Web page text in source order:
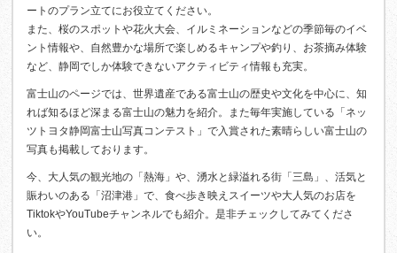
ートのプラン立てにお役立てください。
また、桜のスポットや花火大会、イルミネーションなどの季節毎のイベ
ント情報や、自然豊かな場所で楽しめるキャンプや釣り、お茶摘み体験
など、静岡でしか体験できないアクティビティ情報も充実。
富士山のページでは、世界遺産である富士山の歴史や文化を中心に、知
れば知るほど深まる富士山の魅力を紹介。また毎年実施している「ネッ
ツトヨタ静岡富士山写真コンテスト」で入賞された素晴らしい富士山の
写真も掲載しております。
今、大人気の観光地の「熱海」や、湧水と緑溢れる街「三島」、活気と
賑わいのある「沼津港」で、食べ歩き映えスイーツや大人気のお店を
TiktokやYouTubeチャンネルでも紹介。是非チェックしてみてくださ
い。